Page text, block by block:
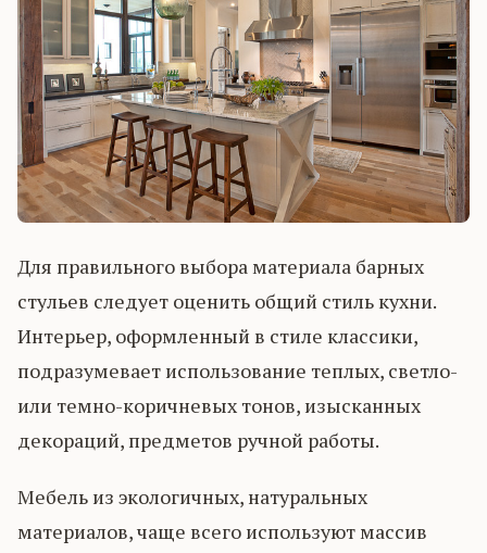
Для правильного выбора материала барных
стульев следует оценить общий стиль кухни.
Интерьер, оформленный в стиле классики,
подразумевает использование теплых, светло-
или темно-коричневых тонов, изысканных
декораций, предметов ручной работы.
Мебель из экологичных, натуральных
материалов, чаще всего используют массив